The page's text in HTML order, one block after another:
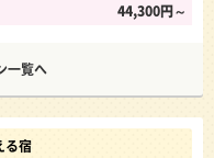
44,300円～
一覧へ
る宿